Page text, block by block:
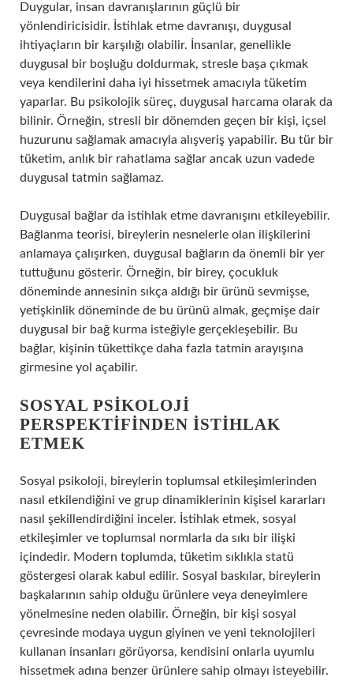
Duygular, insan davranışlarının güçlü bir
yönlendiricisidir. İstihlak etme davranışı, duygusal
ihtiyaçların bir karşılığı olabilir. İnsanlar, genellikle
duygusal bir boşluğu doldurmak, stresle başa çıkmak
veya kendilerini daha iyi hissetmek amacıyla tüketim
yaparlar. Bu psikolojik süreç, duygusal harcama olarak da
bilinir. Örneğin, stresli bir dönemden geçen bir kişi, içsel
huzurunu sağlamak amacıyla alışveriş yapabilir. Bu tür bir
tüketim, anlık bir rahatlama sağlar ancak uzun vadede
duygusal tatmin sağlamaz.
Duygusal bağlar da istihlak etme davranışını etkileyebilir.
Bağlanma teorisi, bireylerin nesnelerle olan ilişkilerini
anlamaya çalışırken, duygusal bağların da önemli bir yer
tuttuğunu gösterir. Örneğin, bir birey, çocukluk
döneminde annesinin sıkça aldığı bir ürünü sevmişse,
yetişkinlik döneminde de bu ürünü almak, geçmişe dair
duygusal bir bağ kurma isteğiyle gerçekleşebilir. Bu
bağlar, kişinin tükettikçe daha fazla tatmin arayışına
girmesine yol açabilir.
SOSYAL PSIKOLOJI
PERSPEKTIFINDEN İSTIHLAK
ETMEK
Sosyal psikoloji, bireylerin toplumsal etkileşimlerinden
nasıl etkilendiğini ve grup dinamiklerinin kişisel kararları
nasıl şekillendirdiğini inceler. İstihlak etmek, sosyal
etkileşimler ve toplumsal normlarla da sıkı bir ilişki
içindedir. Modern toplumda, tüketim sıklıkla statü
göstergesi olarak kabul edilir. Sosyal baskılar, bireylerin
başkalarının sahip olduğu ürünlere veya deneyimlere
yönelmesine neden olabilir. Örneğin, bir kişi sosyal
çevresinde modaya uygun giyinen ve yeni teknolojileri
kullanan insanları görüyorsa, kendisini onlarla uyumlu
hissetmek adına benzer ürünlere sahip olmayı isteyebilir.